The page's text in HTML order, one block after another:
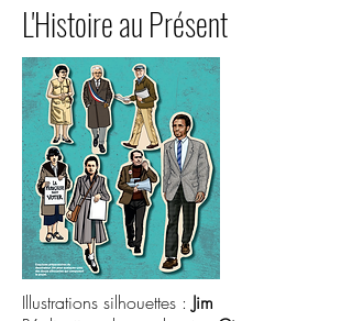
L'Histoire au Présent
Illustrations silhouettes : Jim